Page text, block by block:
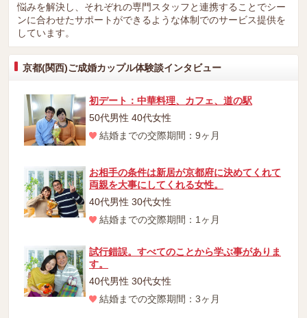
悩みを解決し、それぞれの専門スタッフと連携することでシー
ンに合わせたサポートができるような体制でのサービス提供を
しています。
京都(関西)ご成婚カップル体験談インタビュー
初デート：中華料理、カフェ、道の駅
50代男性 40代女性
結婚までの交際期間：9ヶ月
お相手の条件は新居が京都府に決めてくれて
両親を大事にしてくれる女性。
40代男性 30代女性
結婚までの交際期間：1ヶ月
試行錯誤。すべてのことから学ぶ事がありま
す。
40代男性 30代女性
結婚までの交際期間：3ヶ月